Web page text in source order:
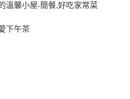
溫馨小屋-簡餐,好吃家常菜
下午茶